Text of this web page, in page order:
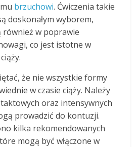
brzuchowi. Ćwiczenia takie
doskonałym wyborem,
również w poprawie
co jest istotne w
że nie wszystkie formy
w czasie ciąży. Należy
oraz intensywnych
prowadzić do kontuzji.
kilka rekomendowanych
mogą być włączone w